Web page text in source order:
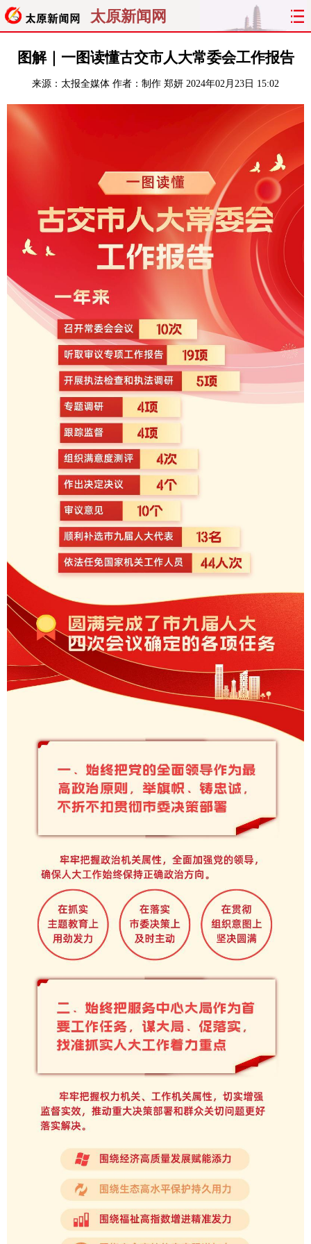
太原新闻网
首页 聚焦 太原 山西
经济 关注 文明 出行
纵横 专题
教育
晋月读 最太原 网罗民生
太原日报 太原晚报 热评 社区
图解｜一图读懂古交市人大常委会工作报告
来源： 太报全媒体 作者：制作 郑妍 2024年02月23日 15:02